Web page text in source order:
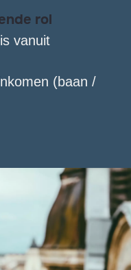
rol
vanuit
(baan /